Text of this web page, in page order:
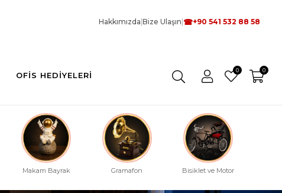
OFIS HEDIYELERI
0 0
Makam Bayrak Gramafon Bisiklet ve Motor
Hakkımızda Bize Ulaşın ☎+90 541 532 88 58